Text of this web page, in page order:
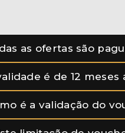
as ofertas são
é de 12
é a validação do